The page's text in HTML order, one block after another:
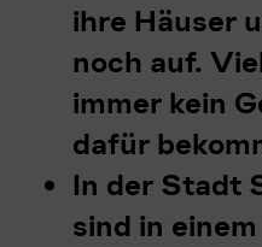
ihre Häuser
noch auf.
immer kein
dafür
In der Stadt
sind in